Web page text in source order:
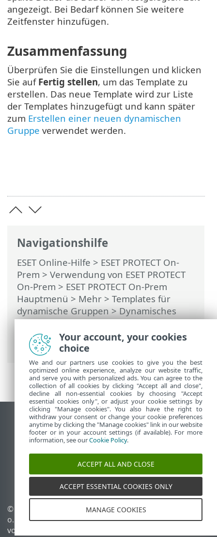
Navigationshilfe
ESET Online-Hilfe > ESET PROTECT On-
Prem > Verwendung von ESET PROTECT
On-Prem > ESET PROTECT On-Prem
Hauptmenü > Mehr > Templates für
dynamische Gruppen>Dynamisches
Gruppen-Template – Beispiele>
Dynamische Gruppen – ein
Sicherheitsprodukt ist installiert
angezeigt. Bei Bedarf können Sie weitere
Zeitfenster hinzufügen.
Zusammenfassung
Überprüfen Sie die Einstellungen und klicken
Sie auf Fertig stellen, um das Template zu
erstellen. Das neue Template wird zur Liste
der Templates hinzugefügt und kann später
zum Erstellen einer neuen dynamischen
Gruppe verwendet werden.
Desktop-Site anzeigen
End of Life
ESET Knowledgebase
ESET-Forum
ESET Status Portal
Regionaler Support
© 1992 - 2026 ESET, spol. s r.
o. - Alle Rechte
vorbehalten.
Cookies verwalten
Cookie-Richtlinie
Your account, your cookies
choice
We and our partners use cookies to give you the best
optimized online experience, analyze our website traffic,
and serve you with personalized ads. You can agree to the
collection of all cookies by clicking "Accept all and close",
decline all non-essential cookies by choosing "Accept
essential cookies only", or adjust your cookie settings by
clicking "Manage cookies". You also have the right to
withdraw your consent or change your cookie preferences
anytime by clicking the "Manage cookies" link in our website
footer or in your account settings (if available). For more
information, see ourCookie Policy.
ACCEPT ALL AND CLOSE
ACCEPT ESSENTIAL COOKIES ONLY
MANAGE COOKIES